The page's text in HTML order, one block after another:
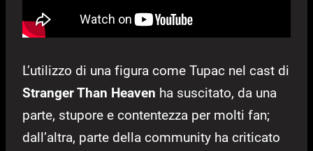
L’utilizzo di una figura come Tupac nel cast di
Stranger Than Heaven ha suscitato, da una
parte, stupore e contentezza per molti fan;
dall’altra, parte della community ha criticato